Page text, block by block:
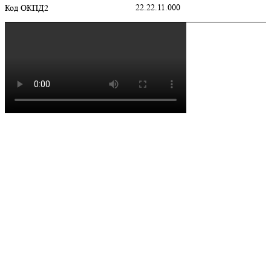
Код ОКПД2 22.22.11.000